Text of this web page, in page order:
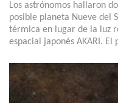
Los astrónomos hallaron
posible planeta Nueve del
térmica en lugar de la luz
espacial japonés AKARI.